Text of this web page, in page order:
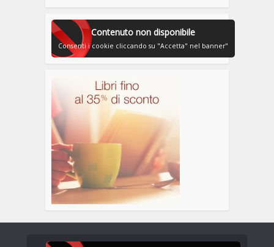
Contenuto non disponibile
Consenti i cookie cliccando su "Accetta" nel banner"